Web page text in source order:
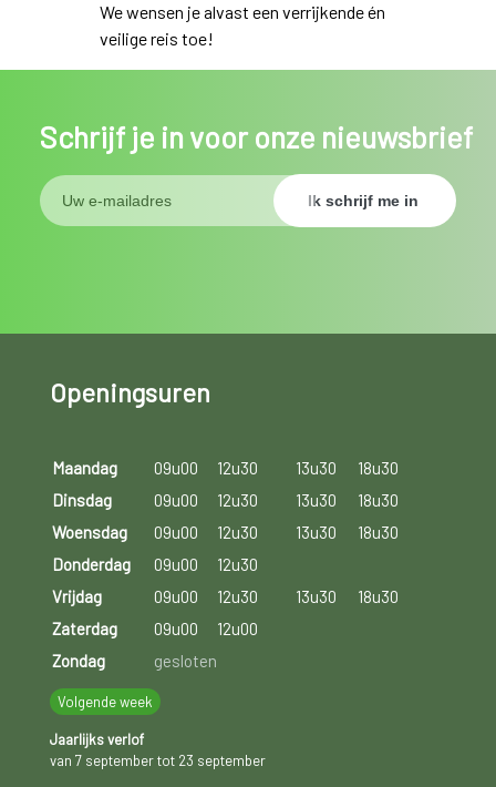
We wensen je alvast een verrijkende én
veilige reis toe!
Schrijf je in voor onze nieuwsbrief
Openingsuren
Maandag 09u00 12u30 13u30
18u30
Dinsdag
09u00 12u30 13u30
18u30
Woensdag
09u00 12u30 13u30
18u30
Donderdag
09u00
12u30
Vrijdag
09u00 12u30 13u30
18u30
Zaterdag
09u00
12u00
Zondag
gesloten
Volgende week
Jaarlijks verlof
van 7 september tot 23 september